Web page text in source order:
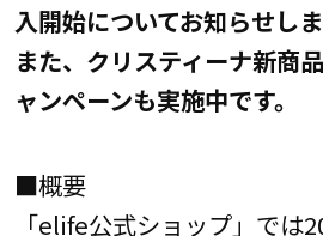
入開始についてお知らせしま
また、クリスティーナ新商
ャンペーンも実施中です。
■概要
「elife公式ショップ」では